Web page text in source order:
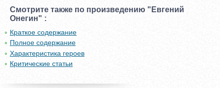
Смотрите также по произведению "Евгений
Онегин" :
Краткое содержание
Полное содержание
Характеристика героев
Критические статьи